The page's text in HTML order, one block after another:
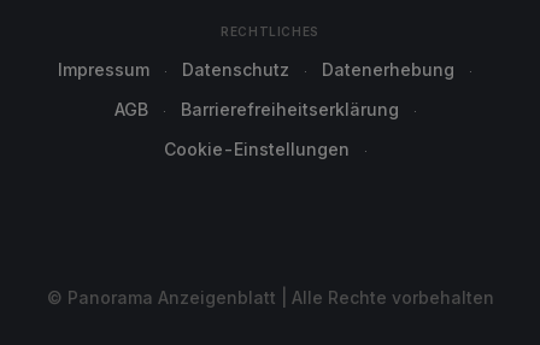
RECHTLICHES
Impressum Datenschutz
Datenerhebung
AGB
Barrierefreiheitserklärung
Cookie-Einstellungen
© Panorama Anzeigenblatt | Alle Rechte vorbehalten